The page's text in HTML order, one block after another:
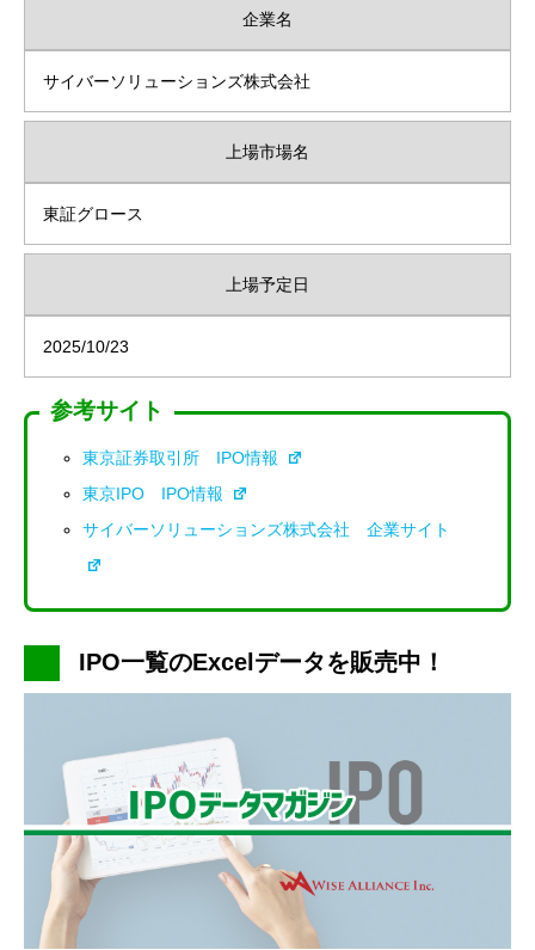
企業名
サイバーソリューションズ株式会社
上場市場名
東証グロース
上場予定日
2025/10/23
参考サイト
東京証券取引所 IPO情報
東京IPO IPO情報
サイバーソリューションズ株式会社 企業サイト
IPO一覧のExcelデータを販売中！